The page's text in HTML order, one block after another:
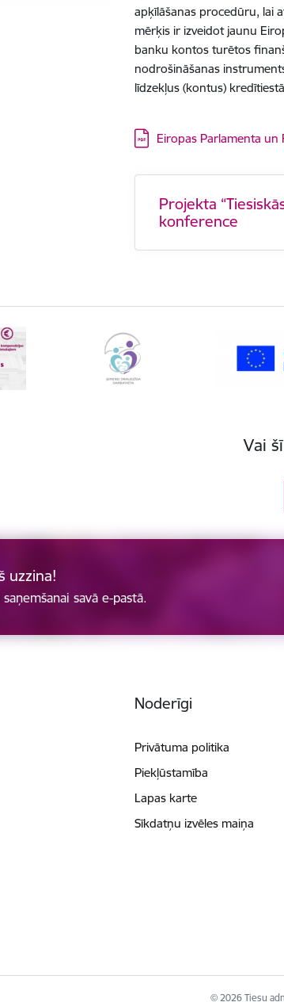
apķīlāšanas procedūru, lai
mērķis ir izveidot jaunu
banku kontos turētos
nodrošināšanas
līdzekļus (kontus)
Lejupielādēt:
Eiropas Parlamenta
Projekta
konference
Vai
uzzina!
savā e-pastā.
Noderīgi
Privātuma politika
Piekļūstamība
Lapas karte
Sīkdatņu izvēles maiņa
© 2026 Tiesu